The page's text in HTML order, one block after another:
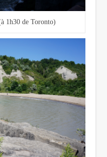
1h30 de Toronto)